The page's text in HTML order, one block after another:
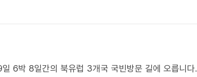
6박 8일간의 북유럽 3개국 국빈방문 길에 오릅니다.